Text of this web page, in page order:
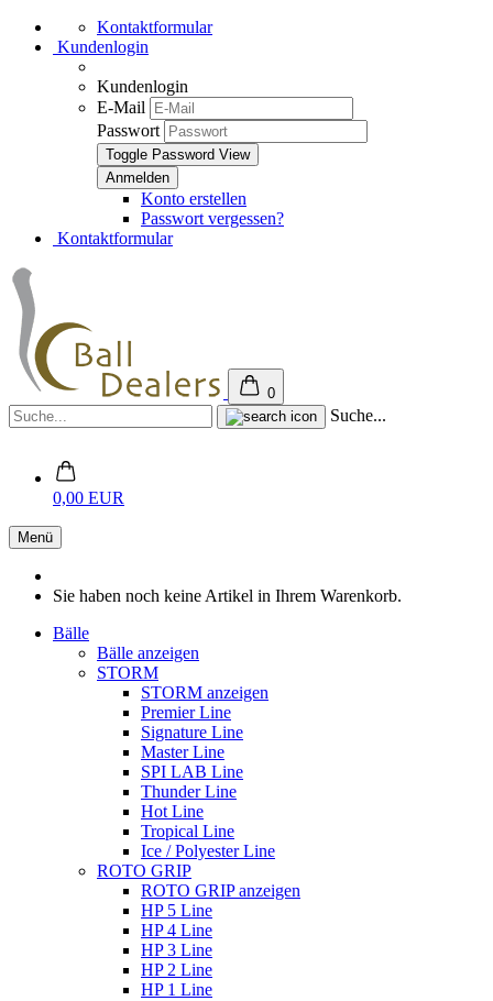
Kontaktformular
Kundenlogin
Kundenlogin
E-Mail
Passwort
Toggle Password View
Konto erstellen
Passwort vergessen?
Kontaktformular
0
Suche...
0,00 EUR
Menü
Sie haben noch keine Artikel in Ihrem Warenkorb.
Bälle
Bälle anzeigen
STORM
STORM anzeigen
Premier Line
Signature Line
Master Line
SPI LAB Line
Thunder Line
Hot Line
Tropical Line
Ice / Polyester Line
ROTO GRIP
ROTO GRIP anzeigen
HP 5 Line
HP 4 Line
HP 3 Line
HP 2 Line
HP 1 Line